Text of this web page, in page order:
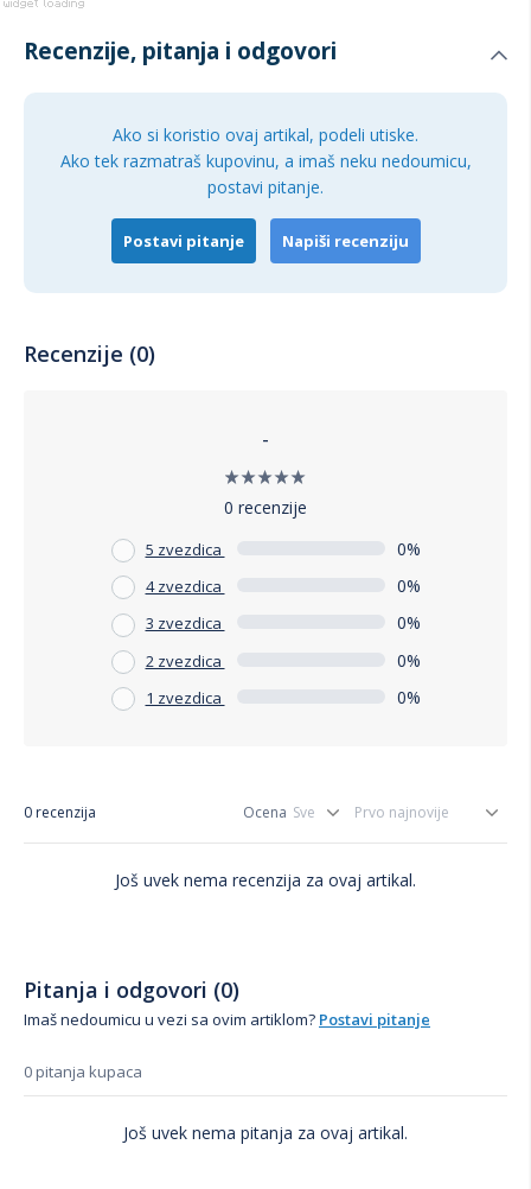
Recenzije, pitanja i odgovori
Ako si koristio ovaj artikal, podeli utiske.
Ako tek razmatraš kupovinu, a imaš neku nedoumicu,
postavi pitanje.
Postavi pitanje Napiši recenziju
Recenzije (0)
-
0 recenzije
5 zvezdica 0%
4 zvezdica 0%
3 zvezdica 0%
2 zvezdica 0%
1 zvezdica 0%
0 recenzija Ocena
Još uvek nema recenzija za ovaj artikal.
Pitanja i odgovori (0)
Imaš nedoumicu u vezi sa ovim artiklom? Postavi pitanje
0 pitanja kupaca
Još uvek nema pitanja za ovaj artikal.